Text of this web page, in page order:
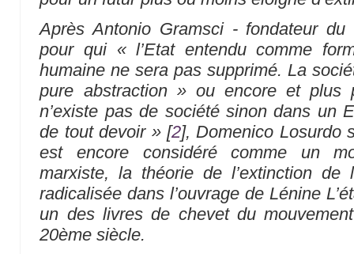
Après Antonio Gramsci - fondateur
pour qui « l’Etat entendu comme
humaine ne sera pas supprimé. La
pure abstraction »ou encore et plus
n’existe pas de société sinon dans un
de tout devoir »[2], Domenico Losurdo
est encore considéré comme un
marxiste, la théorie de l’extinction de
radicalisée dans l’ouvrage de Lénine
un des livres de chevet du
20ème siècle.